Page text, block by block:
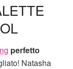
perfetto
Natasha